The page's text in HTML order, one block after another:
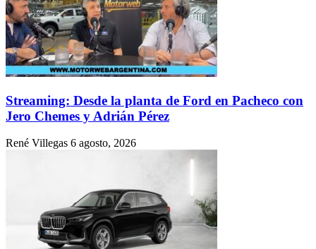
Streaming: Desde la planta de Ford en Pacheco con
Jero Chemes y Adrián Pérez
René Villegas 6 agosto, 2026